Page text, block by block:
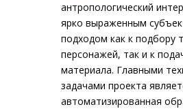
антропологический
ярко выраженным
подходом как к подбору
персонажей, так и к
материала. Главными
задачами проекта
автоматизированная